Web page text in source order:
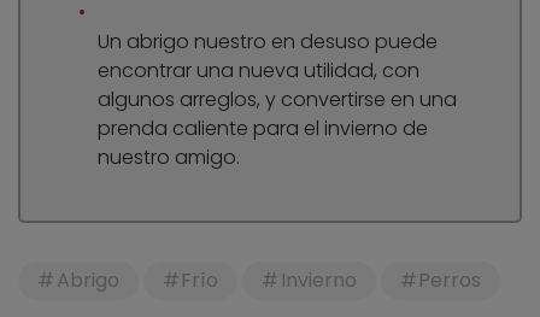
Un abrigo nuestro en desuso puede
encontrar una nueva utilidad, con
algunos arreglos, y convertirse en una
prenda caliente para el invierno de
nuestro amigo.
Abrigo Frío Invierno Perros